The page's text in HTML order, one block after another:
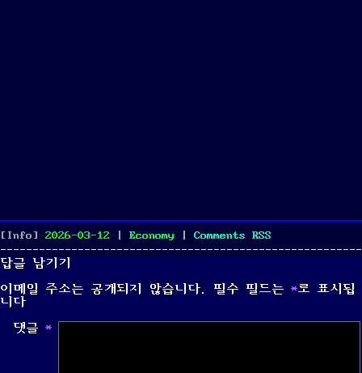
[Info] Posted
on
2026-03-12 Categories
Economy Comments RSS
답글 남기기
이메일 주소는 공개되지 않습니다.
필수 필드는 *로 표시됩
니다
댓글 *